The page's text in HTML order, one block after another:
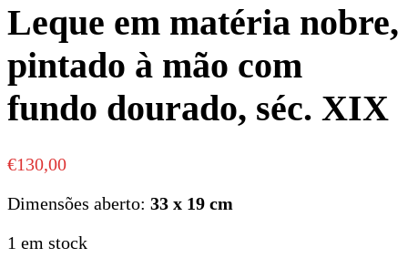
Leque em matéria nobre,
pintado à mão com
fundo dourado, séc. XIX
€130,00
Dimensões aberto: 33 x 19 cm
1 em stock